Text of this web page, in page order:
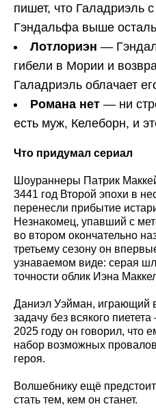
пишет, что Галадриэль
Гэндальфа выше
Лотлориэн —
гибели в Мории и
Галадриэль облачает
Романа нет — ни
есть муж, Келеборн, и
Что придумал сериал
Шоураннеры Патрик
3441 год Второй эпохи в
перенесли прибытие
Незнакомец, упавший с
во втором окончательно
третьему сезону он
узнаваемом виде: серая
точности облик Иэна
Даниэл Уэйман, играющий
задачу без всякого
2025 году он говорил, что
набор возможных
героя.
Волшебнику ещё
стать тем, кем он станет.